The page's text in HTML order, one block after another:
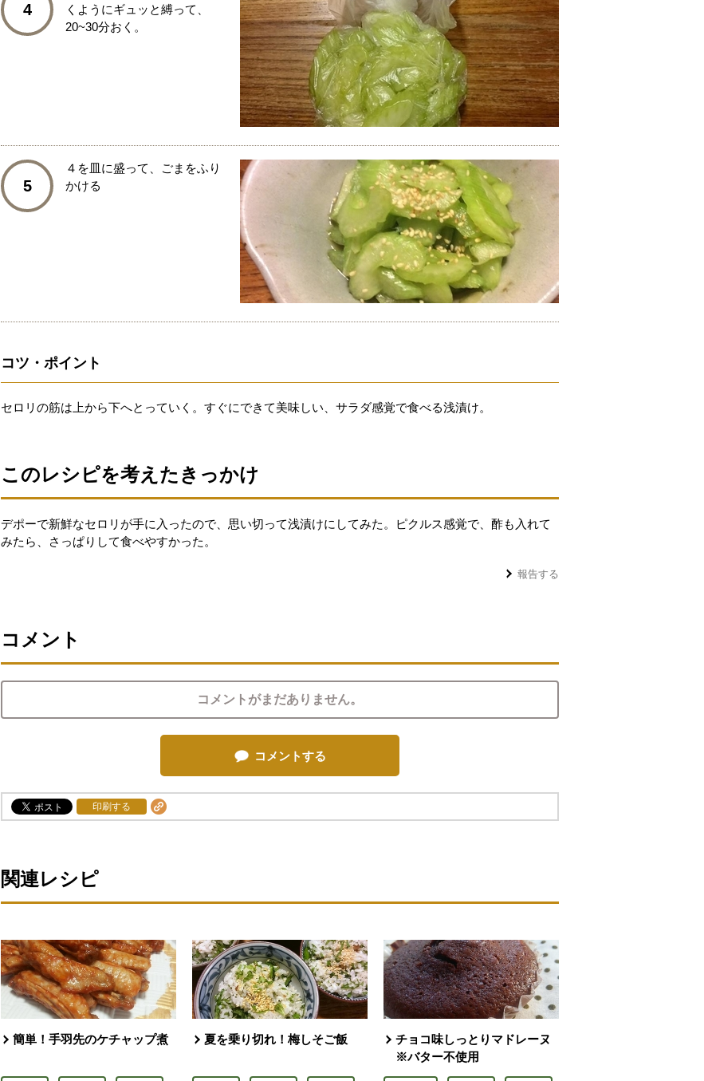
4
くようにギュッと縛って、
20~30分おく。
5
４を皿に盛って、ごまをふり
かける
コツ・ポイント
セロリの筋は上から下へとっていく。すぐにできて美味しい、サラダ感覚で食べる浅漬け。
このレシピを考えたきっかけ
デポーで新鮮なセロリが手に入ったので、思い切って浅漬けにしてみた。ピクルス感覚で、酢も入れて
みたら、さっぱりして食べやすかった。
報告する
コメント
コメントがまだありません。
コメントする
印刷する
関連レシピ
簡単！手羽先のケチャップ煮 夏を乗り切れ！梅しそご飯
チョコ味しっとりマドレーヌ
※バター不使用